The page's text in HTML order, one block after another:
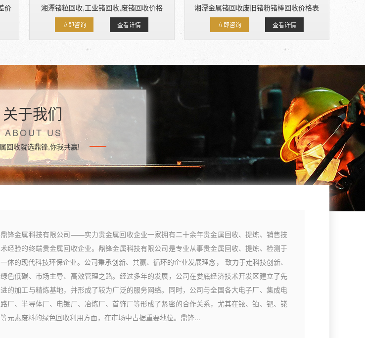
价 湘潭锗粒回收,工业锗回收,废锗回收价格
立即咨询 查看详情
湘潭金属锗回收废旧锗粉锗棒回收价格表
立即咨询 查看详情
关于我们
ABOUT US
回收就选鼎锋,你我共赢!
鼎锋金属科技有限公司——实力贵金属回收企业一家拥有二十余年贵金属回收、提炼、销售技
术经验的终端贵金属回收企业。鼎锋金属科技有限公司是专业从事贵金属回收、提炼、检测于
一体的现代科技环保企业。公司秉承创新、共赢、循环的企业发展理念， 致力于走科技创新、
绿色低碳、市场主导、高效管理之路。经过多年的发展，公司在娄底经济技术开发区建立了先
进的加工与精炼基地，并形成了较为广泛的服务网络。同时，公司与全国各大电子厂、集成电
路厂、半导体厂、电镀厂、冶炼厂、首饰厂等形成了紧密的合作关系，尤其在铱、铂、钯、铑
等元素废料的绿色回收利用方面，在市场中占据重要地位。鼎锋...